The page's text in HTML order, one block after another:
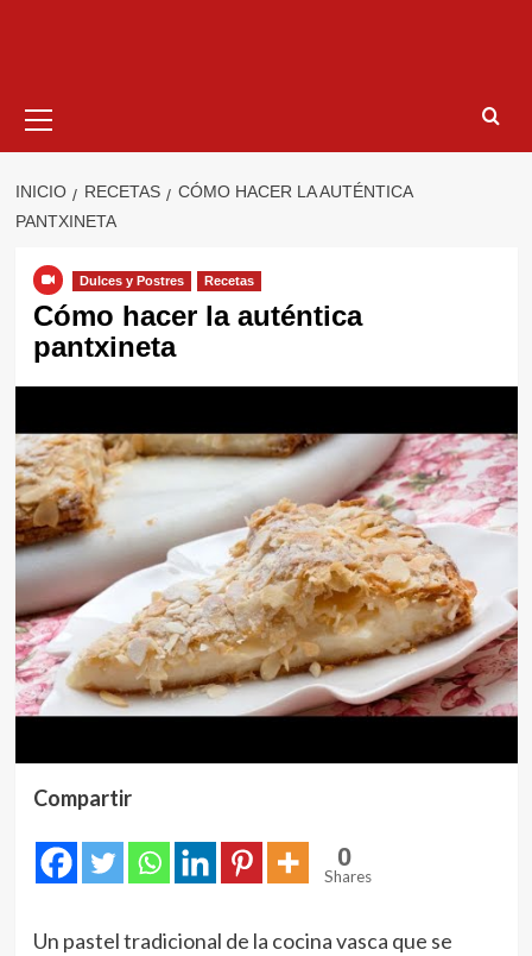
primario
INICIO RECETAS
CÓMO HACER LA AUTÉNTICA
PANTXINETA
Dulces y Postres Recetas
Cómo hacer la auténtica
pantxineta
Compartir
0
Shares
Un pastel tradicional de la cocina vasca que se